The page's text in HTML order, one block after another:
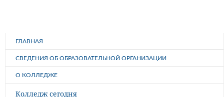
ГЛАВНАЯ
СВЕДЕНИЯ ОБ ОБРАЗОВАТЕЛЬНОЙ ОРГАНИЗАЦИИ
О КОЛЛЕДЖЕ
Колледж сегодня